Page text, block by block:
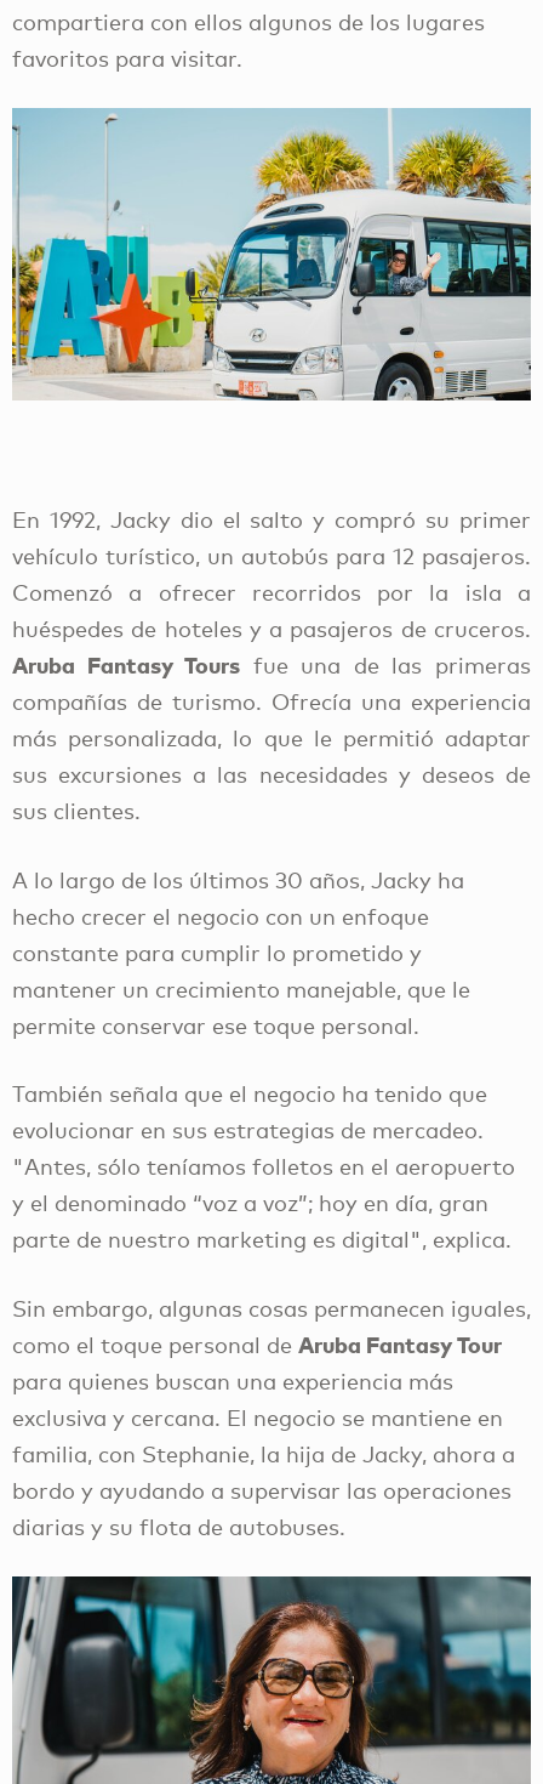
compartiera con ellos algunos de los lugares
favoritos para visitar.
En 1992, Jacky dio el salto y compró su primer
vehículo turístico, un autobús para 12 pasajeros.
Comenzó a ofrecer recorridos por la isla a
huéspedes de hoteles y a pasajeros de cruceros.
Aruba Fantasy Tours fue una de las primeras
compañías de turismo. Ofrecía una experiencia
más personalizada, lo que le permitió adaptar
sus excursiones a las necesidades y deseos de
sus clientes.
A lo largo de los últimos 30 años, Jacky ha
hecho crecer el negocio con un enfoque
constante para cumplir lo prometido y
mantener un crecimiento manejable, que le
permite conservar ese toque personal.
También señala que el negocio ha tenido que
evolucionar en sus estrategias de mercadeo.
"Antes, sólo teníamos folletos en el aeropuerto
y el denominado “voz a voz”; hoy en día, gran
parte de nuestro marketing es digital", explica.
Sin embargo, algunas cosas permanecen iguales,
como el toque personal de Aruba Fantasy Tour
para quienes buscan una experiencia más
exclusiva y cercana. El negocio se mantiene en
familia, con Stephanie, la hija de Jacky, ahora a
bordo y ayudando a supervisar las operaciones
diarias y su flota de autobuses.